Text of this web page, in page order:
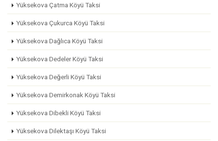
Yüksekova Çatma Köyü Taksi
Yüksekova Çukurca Köyü Taksi
Yüksekova Dağlıca Köyü Taksi
Yüksekova Dedeler Köyü Taksi
Yüksekova Değerli Köyü Taksi
Yüksekova Demirkonak Köyü Taksi
Yüksekova Dibekli Köyü Taksi
Yüksekova Dilektaşı Köyü Taksi